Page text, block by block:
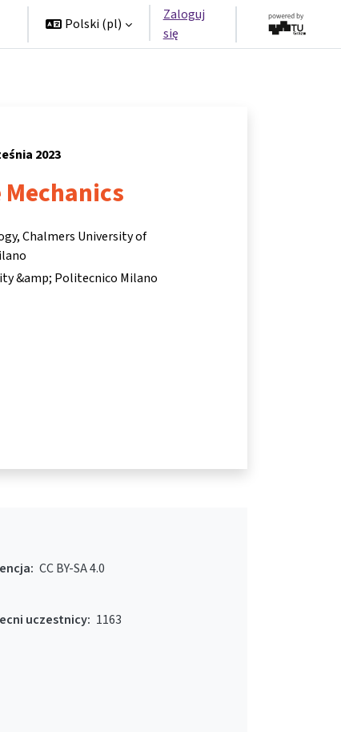
Polski ‎(pl)‎
Zaloguj
się
2023
Chalmers University of
&amp; Politecnico Milano
uczestnicy: 1163
CC BY-SA 4.0